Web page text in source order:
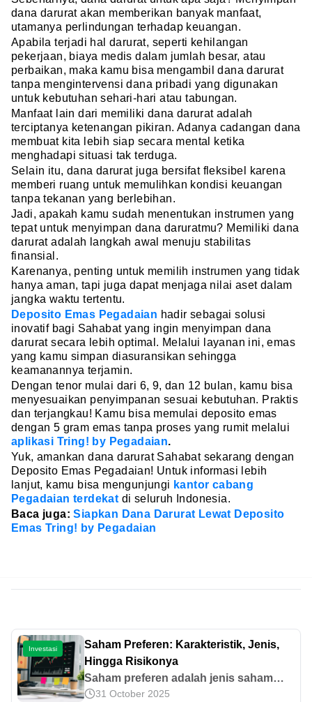
dana darurat akan memberikan banyak manfaat,
utamanya perlindungan terhadap keuangan.
Apabila terjadi hal darurat, seperti kehilangan
pekerjaan, biaya medis dalam jumlah besar, atau
perbaikan, maka kamu bisa mengambil dana darurat
tanpa mengintervensi dana pribadi yang digunakan
untuk kebutuhan sehari-hari atau tabungan.
Manfaat lain dari memiliki dana darurat adalah
terciptanya ketenangan pikiran. Adanya cadangan dana
membuat kita lebih siap secara mental ketika
menghadapi situasi tak terduga.
Selain itu, dana darurat juga bersifat fleksibel karena
memberi ruang untuk memulihkan kondisi keuangan
tanpa tekanan yang berlebihan.
Jadi, apakah kamu sudah menentukan instrumen yang
tepat untuk menyimpan dana daruratmu? Memiliki dana
darurat adalah langkah awal menuju stabilitas
finansial.
Karenanya, penting untuk memilih instrumen yang tidak
hanya aman, tapi juga dapat menjaga nilai aset dalam
jangka waktu tertentu.
Deposito Emas Pegadaian hadir sebagai solusi
inovatif bagi Sahabat yang ingin menyimpan dana
darurat secara lebih optimal. Melalui layanan ini, emas
yang kamu simpan diasuransikan sehingga
keamanannya terjamin.
Dengan tenor mulai dari 6, 9, dan 12 bulan, kamu bisa
menyesuaikan penyimpanan sesuai kebutuhan. Praktis
dan terjangkau! Kamu bisa memulai deposito emas
dengan 5 gram emas tanpa proses yang rumit melalui
aplikasi Tring! by Pegadaian.
Yuk, amankan dana darurat Sahabat sekarang dengan
Deposito Emas Pegadaian! Untuk informasi lebih
lanjut, kamu bisa mengunjungi kantor cabang
Pegadaian terdekat di seluruh Indonesia.
Baca juga:Siapkan Dana Darurat Lewat Deposito
Emas Tring! by Pegadaian
Investasi
Saham Preferen: Karakteristik, Jenis,
Hingga Risikonya
Saham preferen adalah jenis saham
yang bisa memberikan prioritas lebih ke
31 October 2025